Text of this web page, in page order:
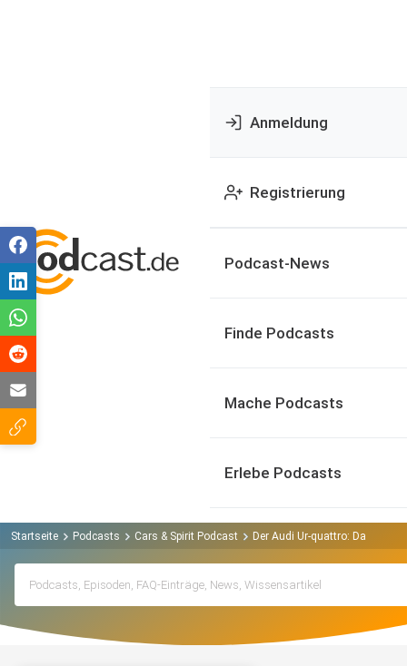
Anmeldung
Registrierung
Podcast-News
Finde Podcasts
Mache Podcasts
Erlebe Podcasts
Startseite Podcasts Cars & Spirit Podcast Der Audi Ur-quattro: Das